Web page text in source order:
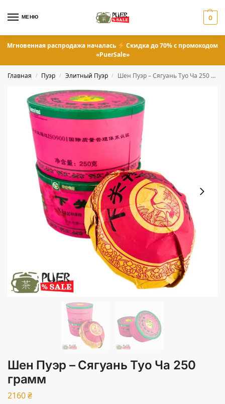
МЕНЮ 0
Мгновенная распродажа началась
Скидка до 70% с промокодом
«PuerSale»
Главная / Пуэр / Элитный Пуэр / Шен Пуэр – Сягуань Туо Ча 250 грамм
Шен Пуэр – Сягуань Туо Ча 250
грамм
2160₴